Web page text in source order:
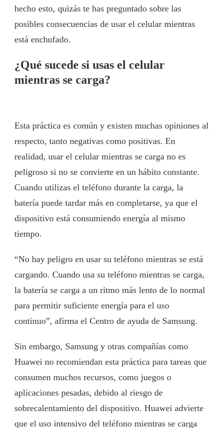
hecho esto, quizás te has preguntado sobre las
posibles consecuencias de usar el celular mientras
está enchufado.
¿Qué sucede si usas el celular
mientras se carga?
Esta práctica es común y existen muchas opiniones al
respecto, tanto negativas como positivas. En
realidad, usar el celular mientras se carga no es
peligroso si no se convierte en un hábito constante.
Cuando utilizas el teléfono durante la carga, la
batería puede tardar más en completarse, ya que el
dispositivo está consumiendo energía al mismo
tiempo.
“No hay peligro en usar su teléfono mientras se está
cargando. Cuando usa su teléfono mientras se carga,
la batería se carga a un ritmo más lento de lo normal
para permitir suficiente energía para el uso
continuo”, afirma el Centro de ayuda de Samsung.
Sin embargo, Samsung y otras compañías como
Huawei no recomiendan esta práctica para tareas que
consumen muchos recursos, como juegos o
aplicaciones pesadas, debido al riesgo de
sobrecalentamiento del dispositivo. Huawei advierte
que el uso intensivo del teléfono mientras se carga